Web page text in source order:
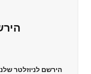
הירשם לניוזלטר